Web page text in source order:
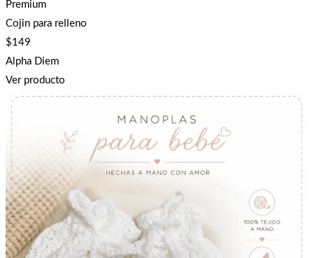
Premium
Cojin para relleno
$149
Alpha Diem
Ver producto